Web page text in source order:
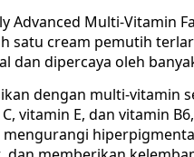
Advanced Multi-Vitamin
satu cream pemutih
dan dipercaya oleh
dengan multi-vitamin
vitamin E, dan vitamin